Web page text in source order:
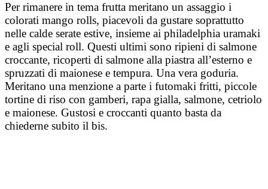
Per rimanere in tema frutta meritano un assaggio i
colorati mango rolls, piacevoli da gustare soprattutto
nelle calde serate estive, insieme ai philadelphia uramaki
e agli special roll. Questi ultimi sono ripieni di salmone
croccante, ricoperti di salmone alla piastra all’esterno e
spruzzati di maionese e tempura. Una vera goduria.
Meritano una menzione a parte i futomaki fritti, piccole
tortine di riso con gamberi, rapa gialla, salmone, cetriolo
e maionese. Gustosi e croccanti quanto basta da
chiederne subito il bis.